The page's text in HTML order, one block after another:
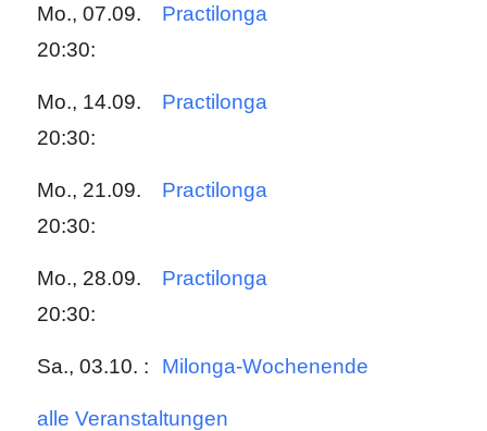
Mo., 07.09.
20:30:
Practilonga
Mo., 14.09.
20:30:
Practilonga
Mo., 21.09.
20:30:
Practilonga
Mo., 28.09.
20:30:
Practilonga
Sa., 03.10. : Milonga-Wochenende
alle Veranstaltungen